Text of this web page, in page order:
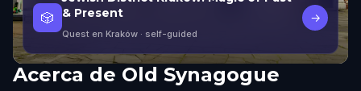
🎲
& Present
Quest en Kraków · self-guided
→
Acerca de Old Synagogue